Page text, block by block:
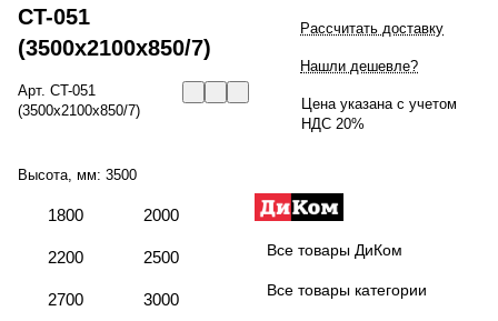
СT-051
(3500x2100x850/7)
Арт. СT-051
(3500x2100x850/7)
Высота, мм: 3500
1800 2000
2200 2500
2700 3000
Рассчитать доставку
Нашли дешевле?
Цена указана с учетом
НДС 20%
Все товары ДиКом
Все товары категории